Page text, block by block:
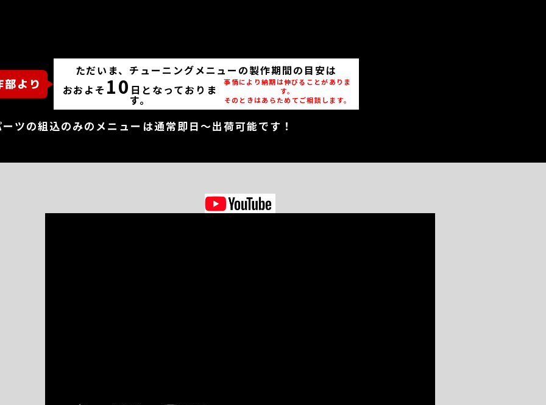
ただいま、チューニングメニューの製作期間の目安は
おおよそ 10 日となっておりま
す。
事情により納期は伸びることがありま
す。
そのときはあらためてご相談します。
ツの組込のみのメニューは通常即日～出荷可能です！